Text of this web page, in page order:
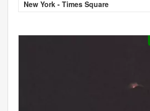
New York - Times Square